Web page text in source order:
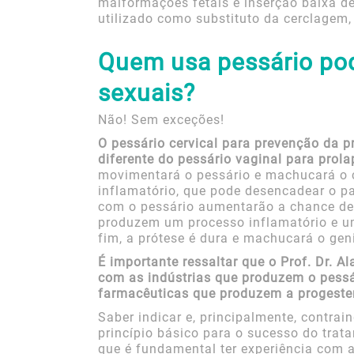
utilizado como substituto da
Quem usa pessário
sexuais?
Não! Sem exceções!
O pessário cervical para prevenção da
diferente do pessário vaginal para
movimentará o pessário e machucará
inflamatório, que pode desencadear o
com o pessário aumentarão a chance
produzem um processo inflamatório e
fim, a prótese é dura e machucará o
É importante ressaltar que o Prof. Dr.
com as indústrias que produzem o
farmacêuticas que produzem a
Saber indicar e, principalmente,
princípio básico para o sucesso do
que é fundamental ter experiência